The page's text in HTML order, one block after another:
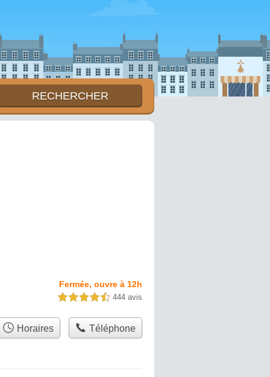
Fermée, ouvre à 12h
4,5 étoiles sur 5 444 avis
Horaires Téléphone